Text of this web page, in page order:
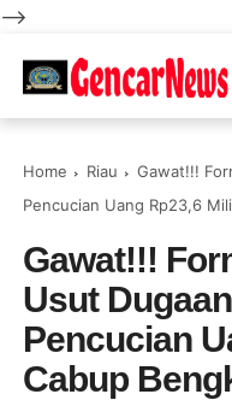
-->
Home Riau
Gawat!!!
Pencucian Uang Rp23,6
Gawat!!!
Usut
Pencucian
Cabup